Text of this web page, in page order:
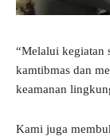
“Melalui kegiatan
kamtibmas dan
keamanan
Kami juga